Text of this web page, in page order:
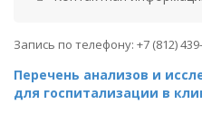
Запись по телефону: +7 (812)
Перечень анализов и
для госпитализации в